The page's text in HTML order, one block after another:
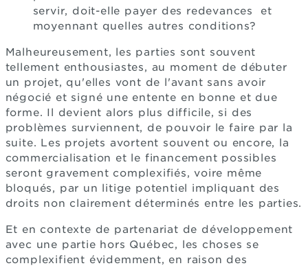
servir, doit-elle payer des redevances et
moyennant quelles autres conditions?
Malheureusement, les parties sont souvent
tellement enthousiastes, au moment de débuter
un projet, qu'elles vont de l'avant sans avoir
négocié et signé une entente en bonne et due
forme. Il devient alors plus difficile, si des
problèmes surviennent, de pouvoir le faire par la
suite. Les projets avortent souvent ou encore, la
commercialisation et le financement possibles
seront gravement complexifiés, voire même
bloqués, par un litige potentiel impliquant des
droits non clairement déterminés entre les parties.
Et en contexte de partenariat de développement
avec une partie hors Québec, les choses se
complexifient évidemment, en raison des